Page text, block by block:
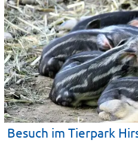
Besuch im Tierpark